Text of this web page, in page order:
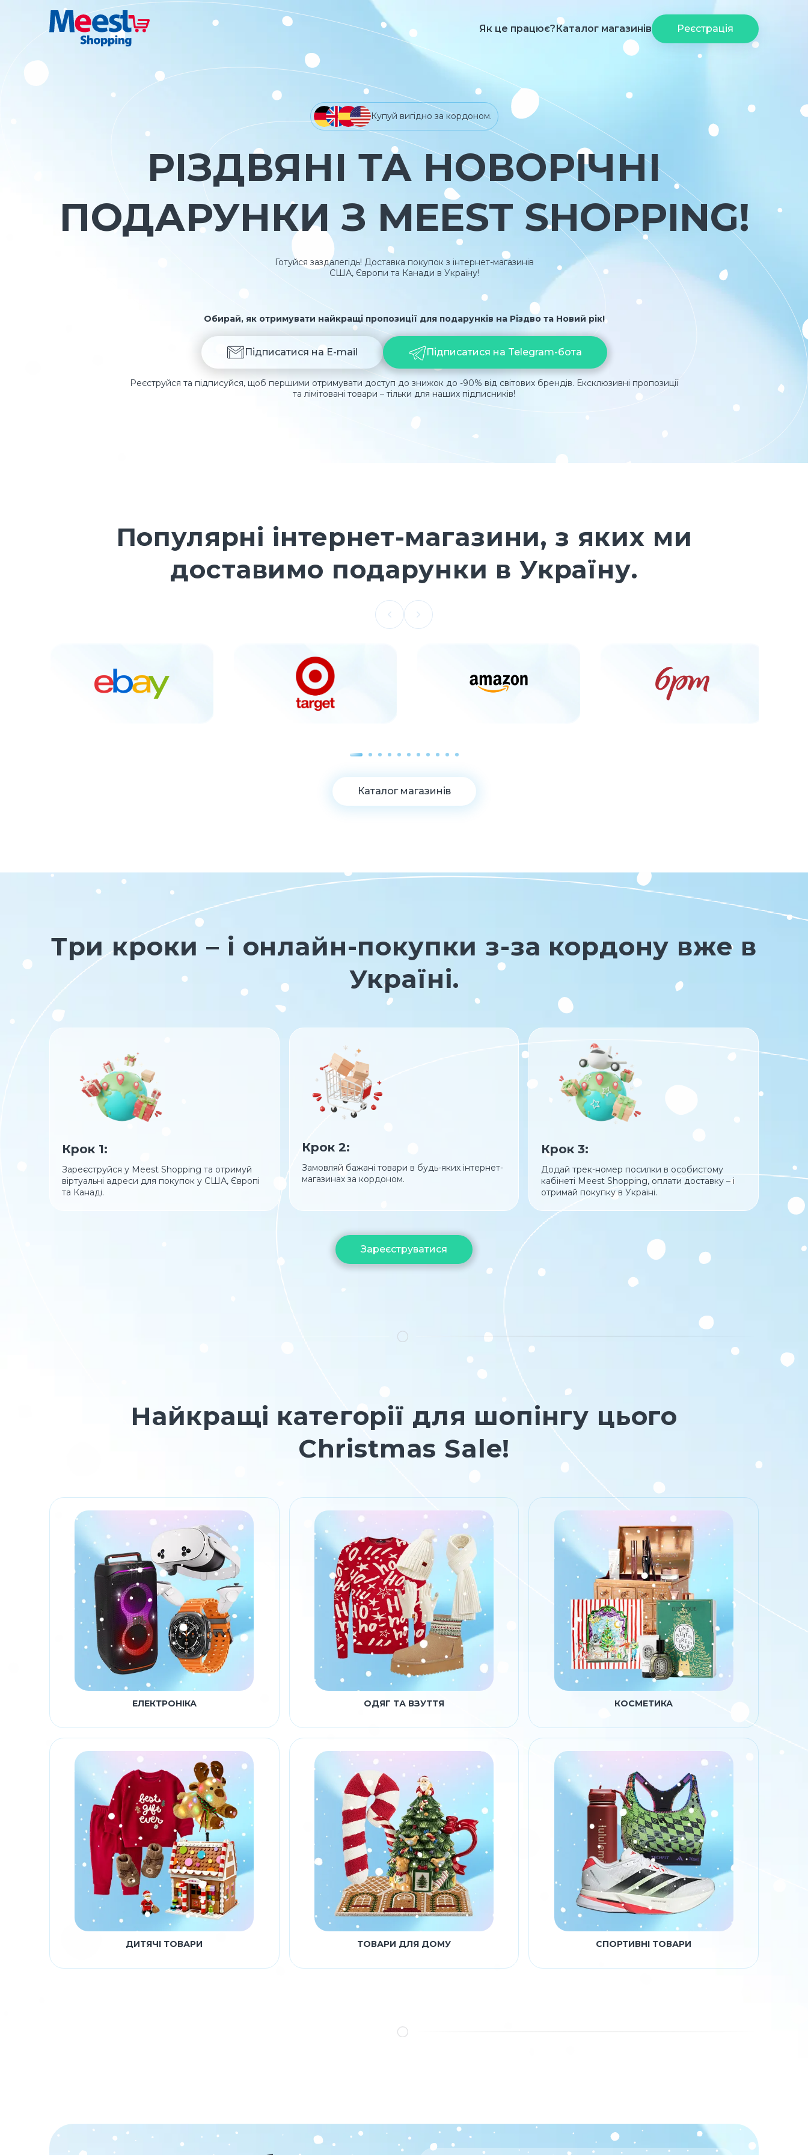
Як це працює?Каталог магазинів Реєстрація
Купуй вигідно за кордоном.
РІЗДВЯНІ ТА НОВОРІЧНІ
ПОДАРУНКИ З MEEST SHOPPING!
Готуйся заздалегідь! Доставка покупок з інтернет-магазинів
США, Європи та Канади в Україну!
Обирай, як отримувати найкращі пропозиції для подарунків на Різдво та Новий рік!
Підписатися на E-mail Підписатися на Telegram-бота
Реєструйся та підписуйся, щоб першими отримувати доступ до знижок до -90% від світових брендів. Ексклюзивні пропозиції
та лімітовані товари – тільки для наших підписників!
Популярні інтернет-магазини, з яких ми
доставимо подарунки в Україну.
Каталог магазинів
Три кроки – і онлайн-покупки з-за кордону вже в
Україні.
Крок 1:
Зареєструйся у Meest Shopping та отримуй
віртуальні адреси для покупок у США, Європі
та Канаді.
Крок 2:
Замовляй бажані товари в будь-яких інтернет-
магазинах за кордоном.
Крок 3:
Додай трек-номер посилки в особистому
кабінеті Meest Shopping, оплати доставку – і
отримай покупку в Україні.
Зареєструватися
Найкращі категорії для шопінгу цього
Christmas Sale!
ЕЛЕКТРОНІКА ОДЯГ ТА ВЗУТТЯ КОСМЕТИКА
ДИТЯЧІ ТОВАРИ ТОВАРИ ДЛЯ ДОМУ СПОРТИВНІ ТОВАРИ